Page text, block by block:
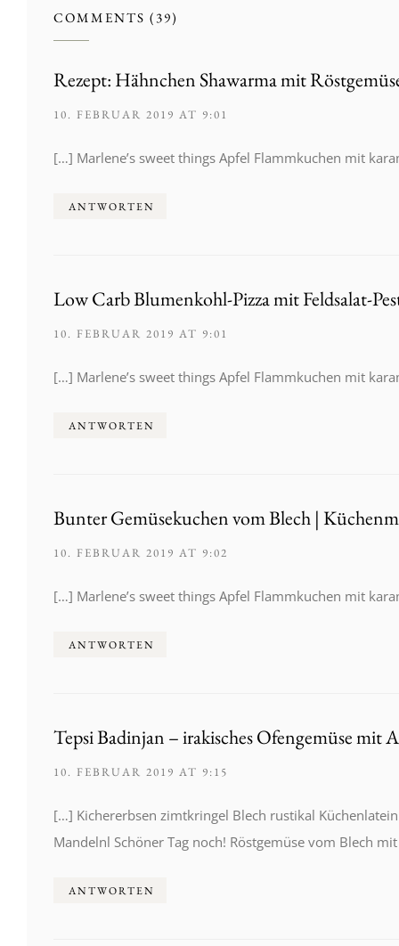
COMMENTS (39)
Rezept: Hähnchen Shawarma mit
10. FEBRUAR 2019 AT 9:01
[…] Marlene’s sweet things Apfel Flammkuchen mit
ANTWORTEN
Low Carb Blumenkohl-Pizza mit Feldsalat-
10. FEBRUAR 2019 AT 9:01
[…] Marlene’s sweet things Apfel Flammkuchen mit
ANTWORTEN
Bunter Gemüsekuchen vom Blech |
10. FEBRUAR 2019 AT 9:02
[…] Marlene’s sweet things Apfel Flammkuchen mit
ANTWORTEN
Tepsi Badinjan – irakisches Ofengemüse mit
10. FEBRUAR 2019 AT 9:15
[…] Kichererbsen zimtkringel Blech rustikal
Mandelnl Schöner Tag noch! Röstgemüse vom Blech
ANTWORTEN